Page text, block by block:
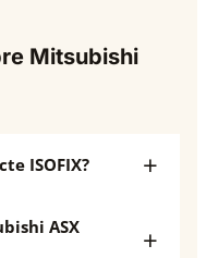
Mitsubishi
ISOFIX?
ASX